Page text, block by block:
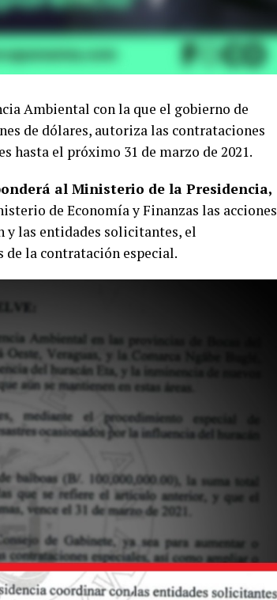
Ambiental con la que el gobierno de
de dólares, autoriza las contrataciones
hasta el próximo 31 de marzo de 2021.
al Ministerio de la Presidencia,
de Economía y Finanzas las acciones
y las entidades solicitantes, el
la contratación especial.